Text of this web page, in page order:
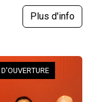
Plus d'info